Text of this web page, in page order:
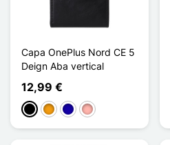
Capa OnePlus Nord CE 5
Deign Aba vertical
12,99 €
PretoLaranjaAzul Escuro
Ouro rosa